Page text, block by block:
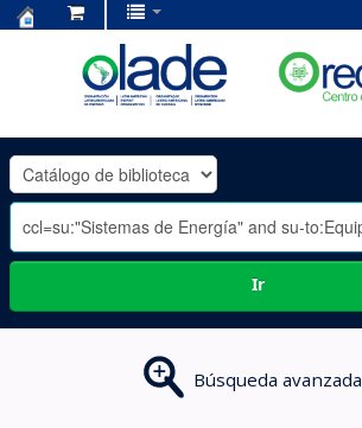
OLADE
-
Ir
Búsqueda avanzada